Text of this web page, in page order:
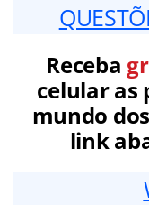
Receba
celular as
mundo
link